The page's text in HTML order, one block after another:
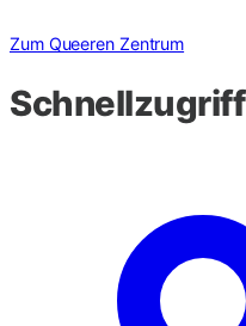
Zum Queeren Zentrum
Schnellzugriff